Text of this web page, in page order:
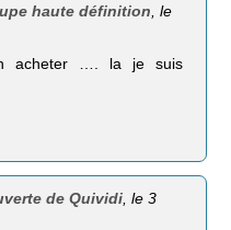
haute définition , le
acheter …. la je suis
de Quividi , le 3